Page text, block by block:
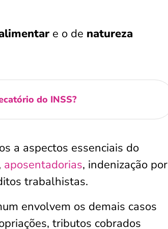
e o de natureza
do INSS?
a aspectos essenciais do
aposentadorias, indenização por
trabalhistas.
envolvem os demais casos
tributos cobrados